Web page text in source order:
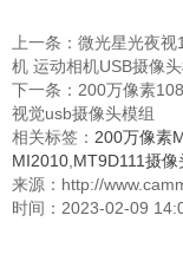
上一条： 微光星光夜视
机 运动相机USB摄像
下一条： 200万像素
视觉usb摄像头模组
相关标签： 200万像素
MI2010 MT9D111摄
来源：http://
时间：2023-02-09